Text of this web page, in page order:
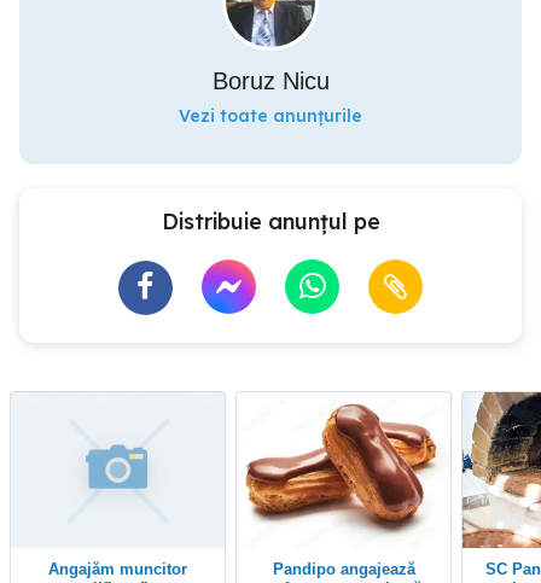
Boruz Nicu
Vezi toate anunțurile
Distribuie anunțul pe
Angajăm muncitor
Pandipo angajează
SC Pandipo angajează